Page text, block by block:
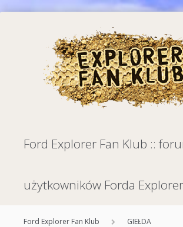
Ford Explorer Fan Klub ::
użytkowników Forda
Ford Explorer Fan Klub GIEŁDA